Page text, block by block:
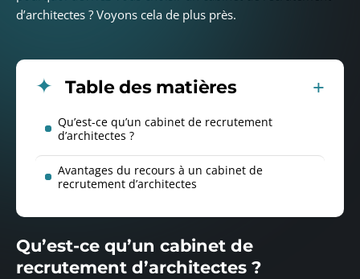
d’architectes ? Voyons cela de plus près.
Table des matières
Qu’est-ce qu’un cabinet de recrutement
d’architectes ?
Avantages du recours à un cabinet de
recrutement d’architectes
Qu’est-ce qu’un cabinet de
recrutement d’architectes ?